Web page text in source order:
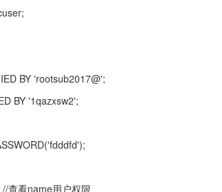
BY 'rootsub2017@';
BY '1qazxsw2';
查看name用户权限